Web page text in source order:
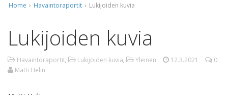
Home › Havaintoraportit › Lukijoiden kuvia
Lukijoiden kuvia
Havaintoraportit, Lukijoiden kuvia, Yleinen 12.3.2021
0
Matti Helin